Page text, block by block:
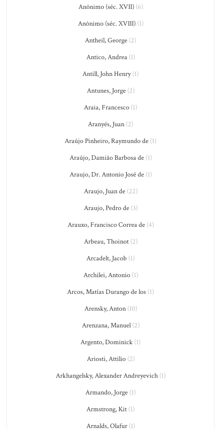
Anônimo (séc. XVII)(6)
Anônimo (séc. XVIII)(1)
Antheil, George (2)
Antico, Andrea(1)
Antill, John Henry(1)
Antunes, Jorge(2)
Araia, Francesco (1)
Aranyés, Juan (2)
Araújo Pinheiro, Raymundo de (1)
Araújo, Damião Barbosa de(1)
Araujo, Dr. Antonio José de(1)
Araujo, Juan de(22)
Araujo, Pedro de(3)
Arauxo, Francisco Correa de(4)
Arbeau, Thoinot(2)
Arcadelt, Jacob (1)
Archilei, Antonio(1)
Arcos, Matías Durango de los (1)
Arensky, Anton(10)
Arenzana, Manuel(2)
Argento, Dominick (1)
Ariosti, Attilio(2)
Arkhangelsky, Alexander Andreyevich(1)
Armando, Jorge (1)
Armstrong, Kit (1)
Arnalds, Olafur(1)